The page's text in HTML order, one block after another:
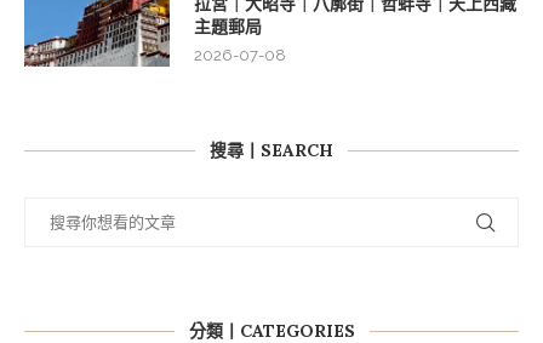
主題郵局
2026-07-08
搜尋丨SEARCH
分類丨CATEGORIES